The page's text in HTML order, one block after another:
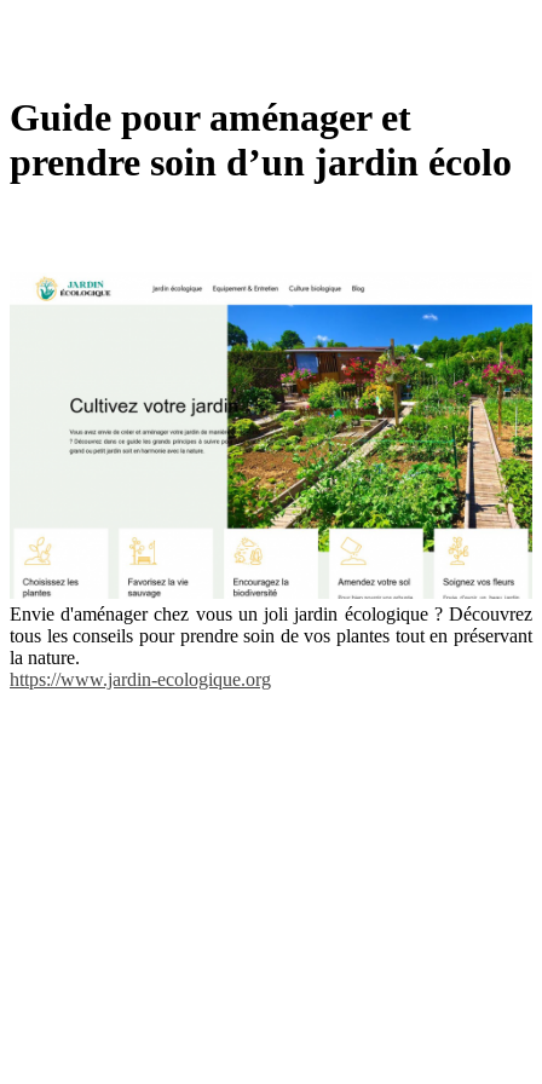
Guide pour aménager et
prendre soin d’un jardin écolo
Envie d'aménager chez vous un joli jardin écologique ? Découvrez
tous les conseils pour prendre soin de vos plantes tout en préservant
la nature.
https://www.jardin-ecologique.org